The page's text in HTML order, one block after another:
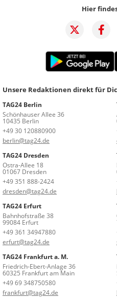
Hier
Unsere Redaktionen direkt für
TAG24 Berlin
Schönhauser Allee 36
10435 Berlin
+49 30 120880900
berlin@tag24.de
TAG24 Dresden
Ostra-Allee 18
01067 Dresden
+49 351 888-2424
dresden@tag24.de
TAG24 Erfurt
Bahnhofstraße 38
99084 Erfurt
+49 361 34947880
erfurt@tag24.de
TAG24 Frankfurt a. M.
Friedrich-Ebert-Anlage 36
60325 Frankfurt am Main
+49 69 348750580
frankfurt@tag24.de